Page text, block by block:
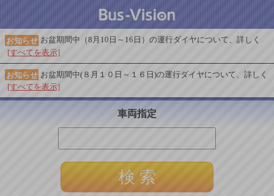
お知らせ お盆期間中（8月10日～16日）の運行ダイヤについて、詳しく
[すべてを表示]
お知らせ お盆期間中(８月１０日～１６日)の運行ダイヤについて、詳しく
[すべてを表示]
車両指定